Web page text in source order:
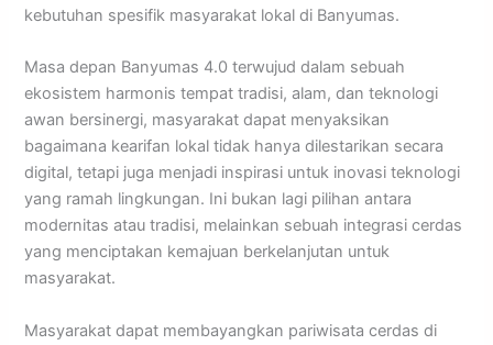
kebutuhan spesifik masyarakat lokal di Banyumas.
Masa depan Banyumas 4.0 terwujud dalam sebuah
ekosistem harmonis tempat tradisi, alam, dan teknologi
awan bersinergi, masyarakat dapat menyaksikan
bagaimana kearifan lokal tidak hanya dilestarikan secara
digital, tetapi juga menjadi inspirasi untuk inovasi teknologi
yang ramah lingkungan. Ini bukan lagi pilihan antara
modernitas atau tradisi, melainkan sebuah integrasi cerdas
yang menciptakan kemajuan berkelanjutan untuk
masyarakat.
Masyarakat dapat membayangkan pariwisata cerdas di